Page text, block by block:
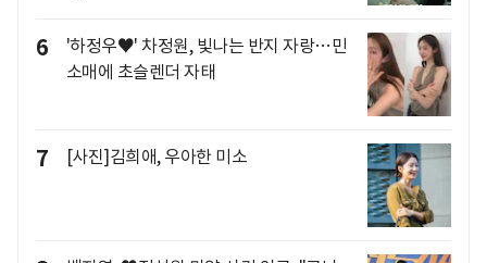
6
'하정우♥' 차정원, 빛나는 반지 자랑…민
소매에 초슬렌더 자태
7 [사진]김희애, 우아한 미소